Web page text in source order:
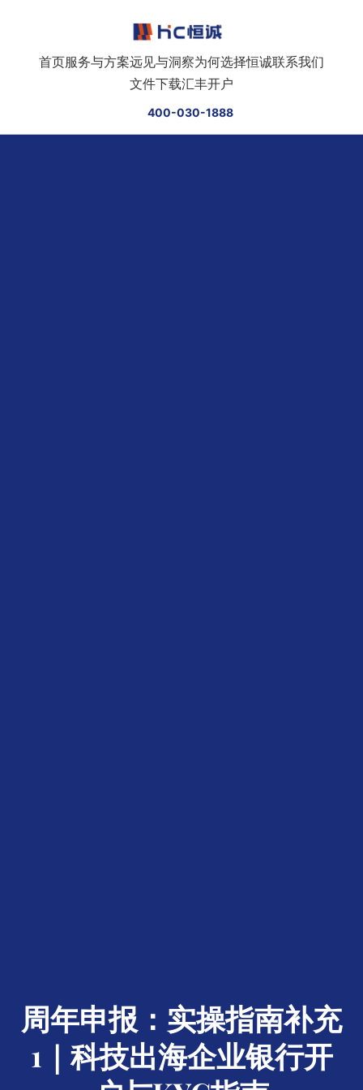
首页服务与方案远见与洞察为何选择恒诚联系我们
文件下载汇丰开户
400-030-1888
周年申报：实操指南补充
1｜科技出海企业银行开